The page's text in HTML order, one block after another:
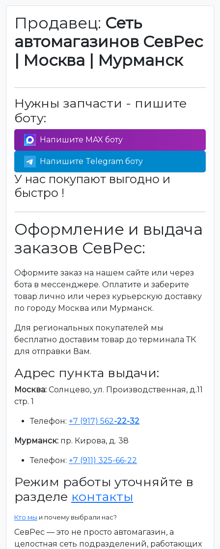
Продавец: Сеть
автомагазинов СевРес
| Москва | Мурманск
Нужны запчасти - пишите
боту:
Напишите MAX боту
Напишите Telegram боту
У нас покупают выгодно и
быстро !
Оформление и выдача
заказов СевРес:
Оформите заказ на нашем сайте или через
бота в мессенджере. Оплатите и заберите
товар лично или через курьерскую доставку
по городу Москва или Мурманск.
Для региональных покупателей мы
бесплатно доставим товар до терминала ТК
для отправки Вам.
Адрес пункта выдачи:
Москва: Солнцево, ул. Производственная, д.11
стр. 1
Телефон: +7 (917) 562-22-32
Мурманск: пр. Кирова, д. 38
Телефон: +7 (911) 325-66-22
Режим работы уточняйте в
разделе контакты
Кто мы и почему выбрали нас?
СевРес — это не просто автомагазин, а
целостная сеть подразделений, работающих